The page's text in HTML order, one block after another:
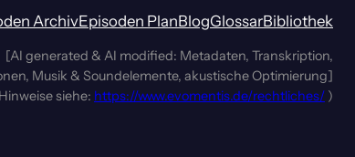
ArchivEpisoden PlanBlogGlossarBibliothek
[AI generated & AI modified: Metadaten, Transkription,
Musik & Soundelemente, akustische Optimierung]
siehe: https://www.evomentis.de/rechtliches/ )